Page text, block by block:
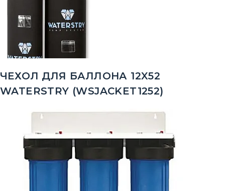
ЧЕХОЛ ДЛЯ БАЛЛОНА 12X52
WATERSTRY (WSJACKET1252)